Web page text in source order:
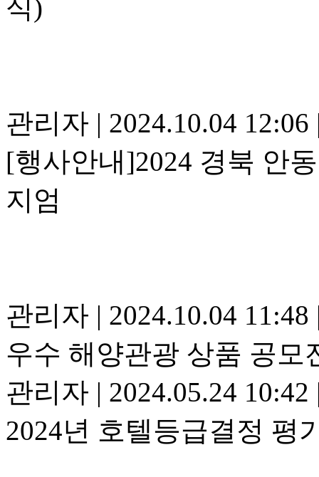
식)
관리자 | 2024.10.04 12:06
[행사안내]2024 경북 안
지엄
관리자 | 2024.10.04 11:48
우수 해양관광 상품 공모
관리자 | 2024.05.24 10:42
2024년 호텔등급결정 평